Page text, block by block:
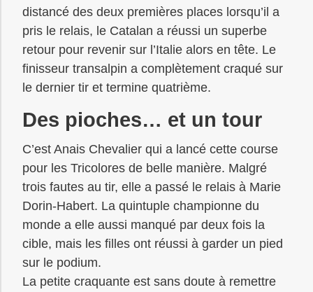
distancé des deux premières places lorsqu’il a
pris le relais, le Catalan a réussi un superbe
retour pour revenir sur l’Italie alors en tête. Le
finisseur transalpin a complètement craqué sur
le dernier tir et termine quatrième.
Des pioches… et un tour
C’est Anais Chevalier qui a lancé cette course
pour les Tricolores de belle manière. Malgré
trois fautes au tir, elle a passé le relais à Marie
Dorin-Habert. La quintuple championne du
monde a elle aussi manqué par deux fois la
cible, mais les filles ont réussi à garder un pied
sur le podium.
La petite craquante est sans doute à remettre